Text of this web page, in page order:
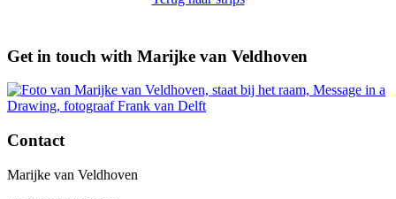
Get in touch with Marijke van Veldhoven
Contact
Marijke van Veldhoven